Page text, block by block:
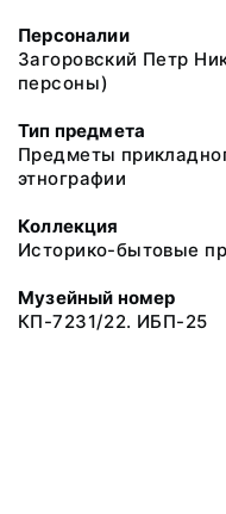
Персоналии
Загоровский Петр
персоны)
Тип предмета
Предметы
этнографии
Коллекция
Историко-бытовые
Музейный номер
КП-7231/22. ИБП-25